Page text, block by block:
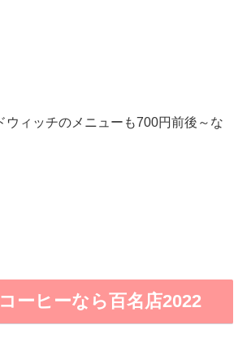
ウィッチのメニューも700円前後～な
ーヒーなら百名店2022